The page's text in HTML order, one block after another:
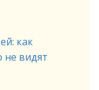
как
не видят